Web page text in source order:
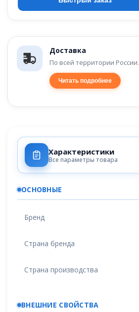
Доставка
По всей территории России.
Читать подробнее
Характеристики
Все параметры товара
ОСНОВНЫЕ
Бренд
Страна бренда
Страна производства
ВНЕШНИЕ СВОЙСТВА